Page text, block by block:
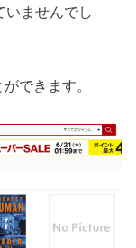
いませんでし
できます。